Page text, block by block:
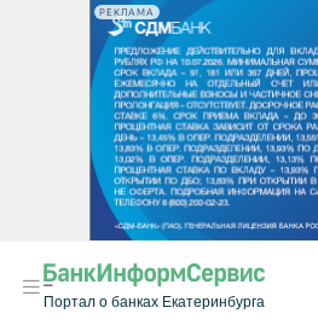
РЕКЛАМА
Портал о банках Екатеринбурга